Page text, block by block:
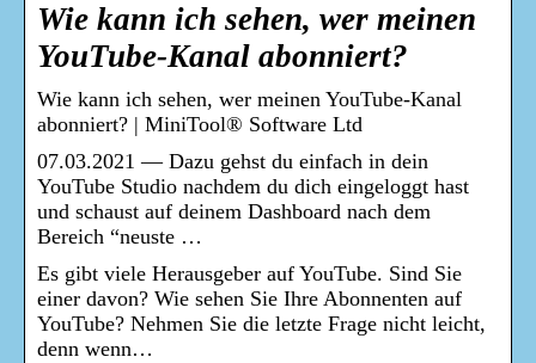
Wie kann ich sehen, wer meinen
YouTube-Kanal abonniert?
Wie kann ich sehen, wer meinen YouTube-Kanal
abonniert? | MiniTool® Software Ltd
07.03.2021 — Dazu gehst du einfach in dein
YouTube Studio nachdem du dich eingeloggt hast
und schaust auf deinem Dashboard nach dem
Bereich “neuste …
Es gibt viele Herausgeber auf YouTube. Sind Sie
einer davon? Wie sehen Sie Ihre Abonnenten auf
YouTube? Nehmen Sie die letzte Frage nicht leicht,
denn wenn…